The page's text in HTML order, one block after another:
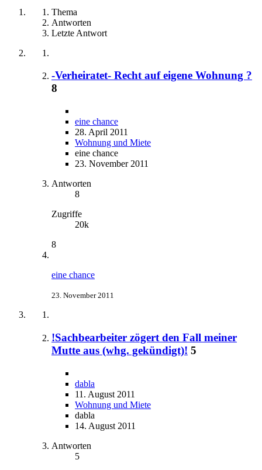
Thema
Antworten
Letzte Antwort
-Verheiratet- Recht auf eigene Wohnung ?
8
eine chance
28. April 2011
Wohnung und Miete
eine chance
23. November 2011
Antworten
8
Zugriffe
20k
8
eine chance
23. November 2011
!Sachbearbeiter zögert den Fall meiner
Mutte aus (whg. gekündigt)! 5
dabla
11. August 2011
Wohnung und Miete
dabla
14. August 2011
Antworten
5